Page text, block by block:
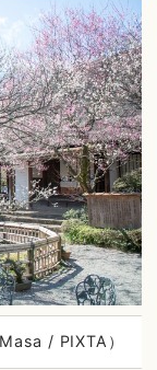
/ PIXTA）